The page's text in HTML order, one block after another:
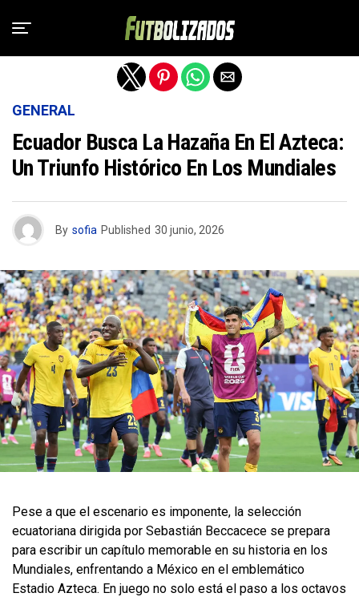
GENERAL
Ecuador Busca La Hazaña En El Azteca:
Un Triunfo Histórico En Los Mundiales
By sofia Published 30 junio, 2026
Pese a que el escenario es imponente, la selección
ecuatoriana dirigida por Sebastián Beccacece se prepara
para escribir un capítulo memorable en su historia en los
Mundiales, enfrentando a México en el emblemático
Estadio Azteca. En juego no solo está el paso a los octavos
Salir de la versión móvil